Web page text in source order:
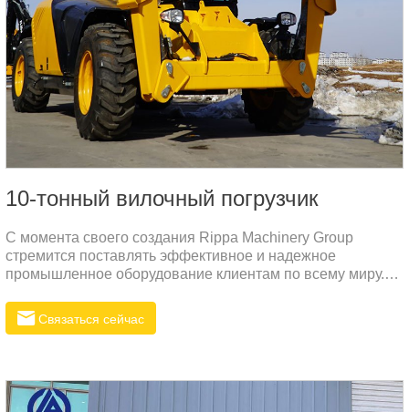
10-тонный вилочный погрузчик
С момента своего создания Rippa Machinery Group
стремится поставлять эффективное и надежное
промышленное оборудование клиентам по всему миру.
высокопроизводительный вилочный погрузчик,
специально разработанный нами для погрузочно-
эксплуатационной гибкостью и превосходной
долговечностью.
Связаться сейчас